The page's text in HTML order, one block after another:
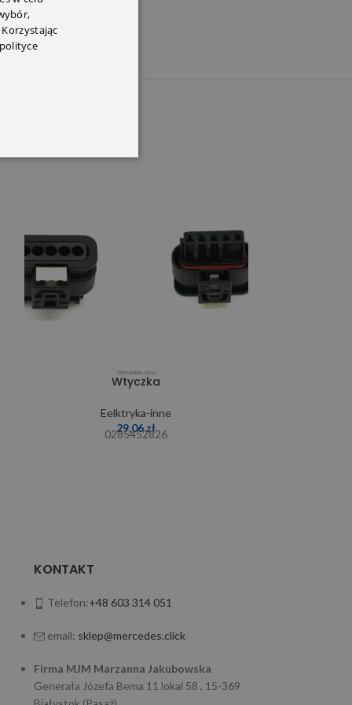
Wtyczka
Eelktryka-inne
29,06zł
0285452826
KONTAKT
Telefon:+48 603 314 051
email: sklep@mercedes.click
Firma MJM Marzanna Jakubowska
Generała Józefa Bema 11 lokal 58 , 15-369